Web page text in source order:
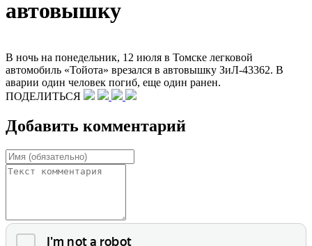
автовышку
В ночь на понедельник, 12 июля в Томске легковой
автомобиль «Тойота» врезался в автовышку ЗиЛ-43362. В
аварии один человек погиб, еще один ранен.
ПОДЕЛИТЬСЯ
Добавить комментарий